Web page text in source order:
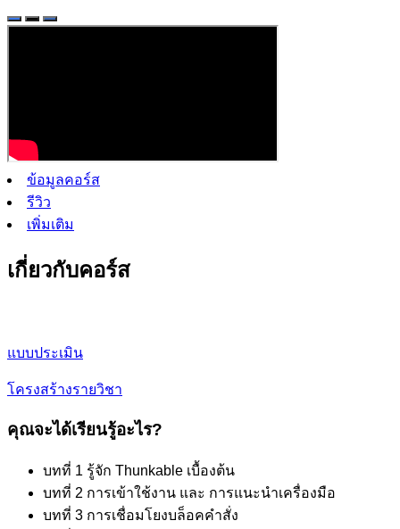
ข้อมูลคอร์ส
รีวิว
เพิ่มเติม
เกี่ยวกับคอร์ส
แบบประเมิน
โครงสร้างรายวิชา
คุณจะได้เรียนรู้อะไร?
บทที่ 1 รู้จัก Thunkable เบื้องต้น
บทที่ 2 การเข้าใช้งาน และ การแนะนำเครื่องมือ
บทที่ 3 การเชื่อมโยงบล็อคคำสั่ง